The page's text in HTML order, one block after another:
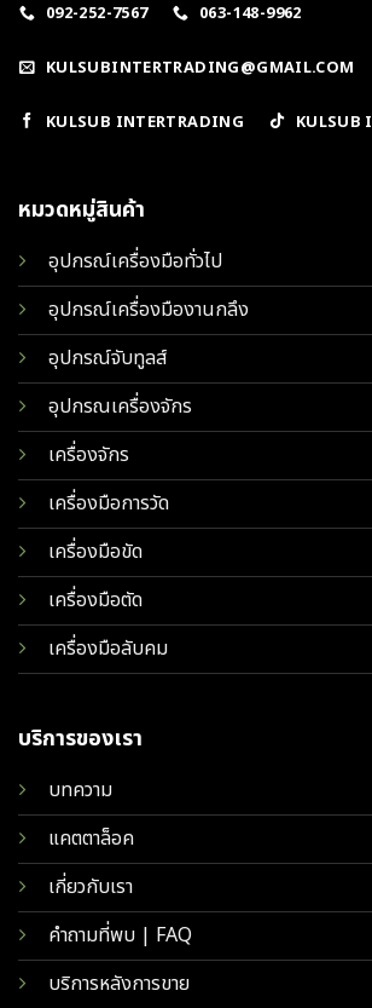
092-252-7567 063-148-9962
KULSUBINTERTRADING@GMAIL.COM
KULSUB INTERTRADING KULSUB
หมวดหมู่สินค้า
อุปกรณ์เครื่องมือทั่วไป
อุปกรณ์เครื่องมืองานกลึง
อุปกรณ์จับทูลส์
อุปกรณเครื่องจักร
เครื่องจักร
เครื่องมือการวัด
เครื่องมือขัด
เครื่องมือตัด
เครื่องมือลับคม
บริการของเรา
บทความ
แคตตาล็อค
เกี่ยวกับเรา
คำถามที่พบ | FAQ
บริการหลังการขาย